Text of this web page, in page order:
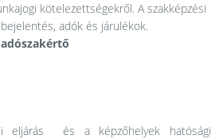
kötelezettségekről. A szakképzési
adók és járulékok.
eljárás és a képzőhelyek hatósági